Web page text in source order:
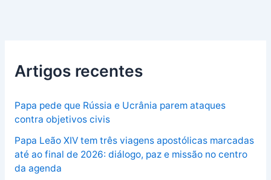
Artigos recentes
Papa pede que Rússia e Ucrânia parem ataques
contra objetivos civis
Papa Leão XIV tem três viagens apostólicas marcadas
até ao final de 2026: diálogo, paz e missão no centro
da agenda